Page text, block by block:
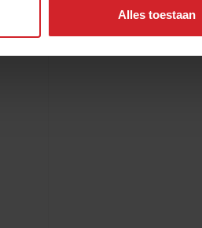
Alles toestaan